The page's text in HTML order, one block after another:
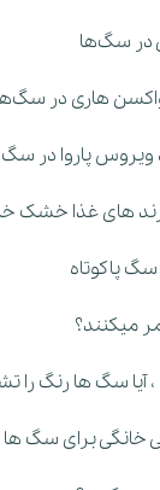
هاری در
پاروا در سگ
های غذا خشک
پاکوتاه
میکنند؟
آیا سگ ها رنگ
خانگی برای سگ ها